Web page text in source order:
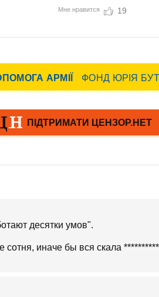
Мне нравится 19
десятки умов".
сотня, иначе бы вся скала